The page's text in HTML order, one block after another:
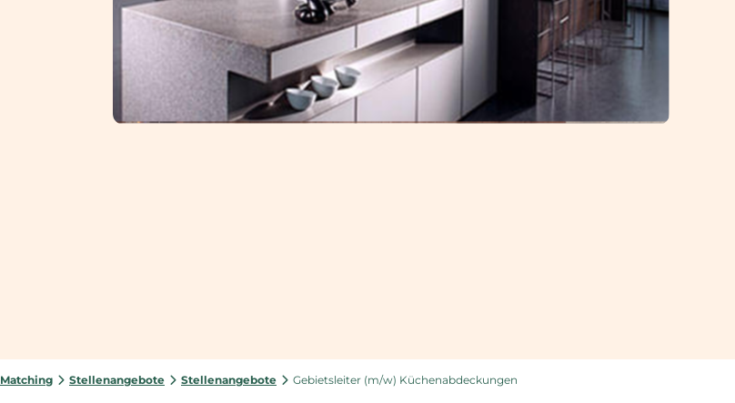
Stellenangebote Stellenangebote Gebietsleiter (m/w) Küchenabdeckungen